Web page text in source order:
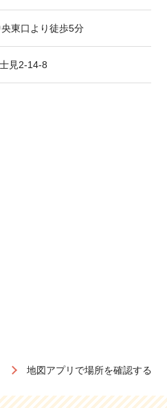
東口より徒歩5分
見2-14-8
地図アプリで場所を確認する